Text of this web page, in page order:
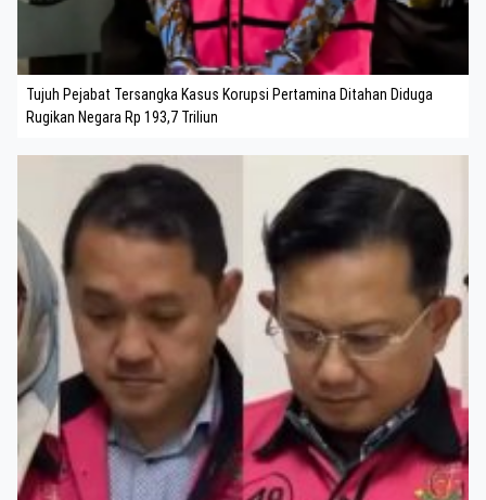
Tujuh Pejabat Tersangka Kasus Korupsi Pertamina Ditahan Diduga
Rugikan Negara Rp 193,7 Triliun